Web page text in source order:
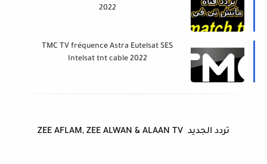
2022
TMC TV fréquence Astra Eutelsat SES
Intelsat tnt cable 2022
تردد الجديد ZEE AFLAM, ZEE ALWAN & ALAAN TV